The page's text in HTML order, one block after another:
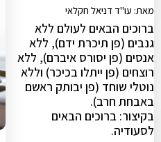
מאת: עו"ד דניאל חקלאי
ברוכים הבאים לעולם ללא
גנבים (פן תיכרת ידם), ללא
אנסים (פן יסורס איברם), ללא
רוצחים (פן ייתלו בכיכר) וללא
נוטלי שוחד (פן יבותק ראשם
באבחת חרב).
בקיצור: ברוכים הבאים
לסעודיה.